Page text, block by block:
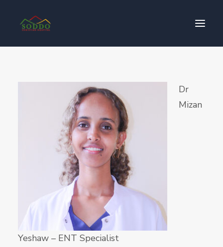
Dr
Mizan
Yeshaw – ENT Specialist